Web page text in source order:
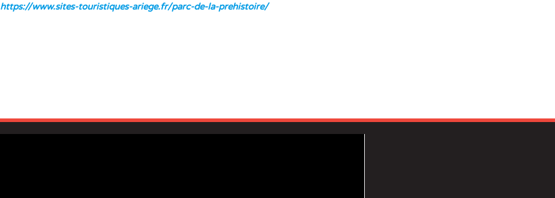
https://www.sites-touristiques-ariege.fr/parc-de-la-prehistoire/